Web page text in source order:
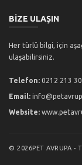
BİZE ULAŞIN
Her türlü bilgi, için
ulaşabilirsiniz.
Telefon: 0212 213 30
Email:
Website:
© 2026PET AVRUPA -